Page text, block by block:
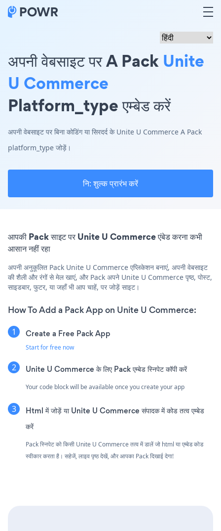
अपनी वेबसाइट पर A Pack Unite
U Commerce
Platform_type एम्बेड करें
अपनी वेबसाइट पर बिना कोडिंग या सिरदर्द के Unite U Commerce A Pack
platform_type जोड़ें।
नि: शुल्क प्रारंभ करें
आपकी Pack साइट पर Unite U Commerce एंबेड करना कभी
आसान नहीं रहा
अपनी अनुकूलित Pack Unite U Commerce एप्लिकेशन बनाएं, अपनी वेबसाइट
की शैली और रंगों से मेल खाएं, और Pack अपने Unite U Commerce पृष्ठ, पोस्ट,
साइडबार, फुटर, या जहाँ भी आप चाहें, पर जोड़ें साइट।
How To Add a Pack App on Unite U Commerce:
Create a Free Pack App
Start for free now
Unite U Commerce के लिए Pack एम्बेड स्निपेट कॉपी करें
Your code block will be available once you create your app
Html में जोड़ें या Unite U Commerce संपादक में कोड तत्व एम्बेड
करें
Pack स्निपेट को किसी Unite U Commerce तत्व में डालें जो html या एम्बेड कोड
स्वीकार करता है। सहेजें, लाइव पृष्ठ देखें, और आपका Pack दिखाई देगा!